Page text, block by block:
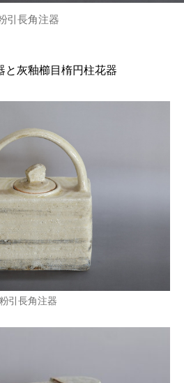
引長角注器
と灰釉櫛目楕円柱花器
粉引長角注器